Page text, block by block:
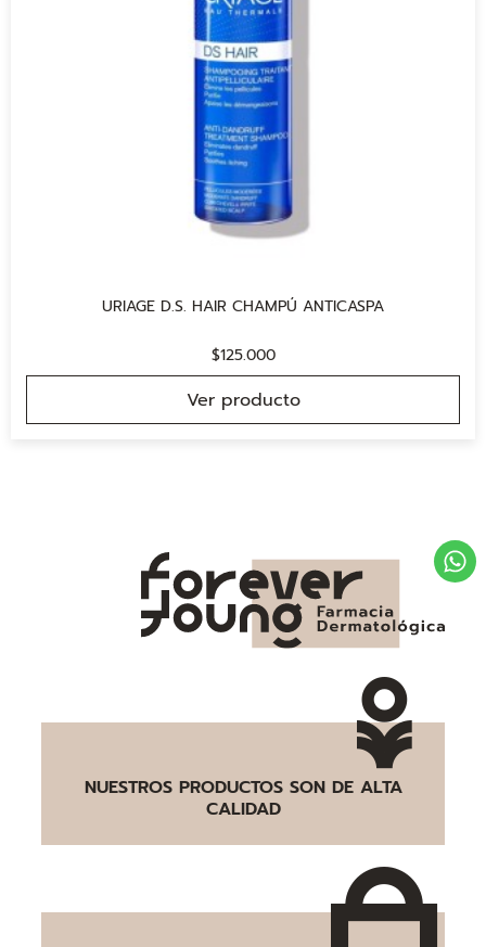
URIAGE D.S. HAIR CHAMPÚ ANTICASPA
$125.000
Ver producto
NUESTROS PRODUCTOS SON DE ALTA
CALIDAD